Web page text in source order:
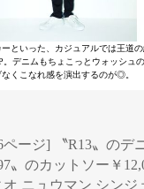
といった、カジュアルでは王道
デニムもちょこっとウォッシュ
なくこなれ感を演出するのが◎。
ページ] 〝R13〟のデ
〟のカットソー￥
オ ニュウマン シンジ